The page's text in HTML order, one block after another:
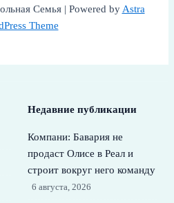
Семья | Powered byAstra
Theme
Недавние публикации
Компани: Бавария не
продаст Олисе в Реал и
строит вокруг него команду
6 августа, 2026